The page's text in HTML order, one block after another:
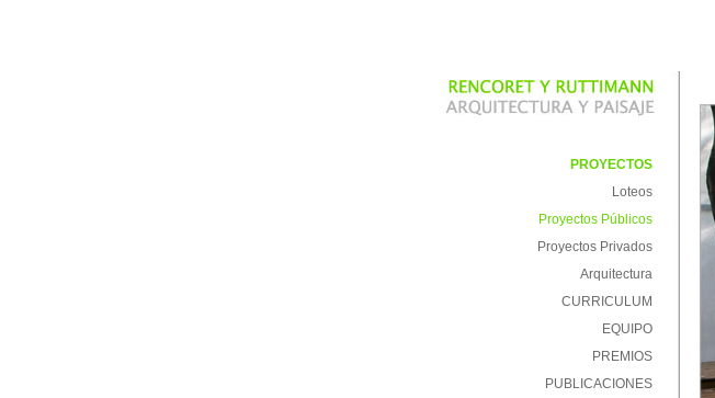
PROYECTOS
Loteos
Proyectos Públicos
Proyectos Privados
Arquitectura
CURRICULUM
EQUIPO
PREMIOS
PUBLICACIONES